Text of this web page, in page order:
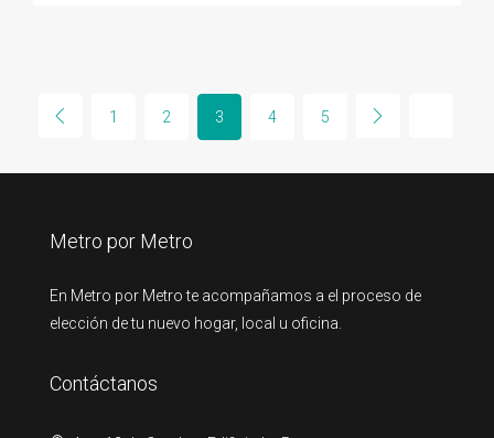
1 2 3 4 5
Metro por Metro
En Metro por Metro te acompañamos a el proceso de
elección de tu nuevo hogar, local u oficina.
Contáctanos